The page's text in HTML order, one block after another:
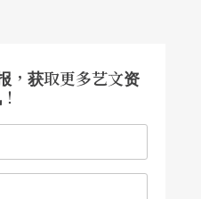
，获取更多艺文资